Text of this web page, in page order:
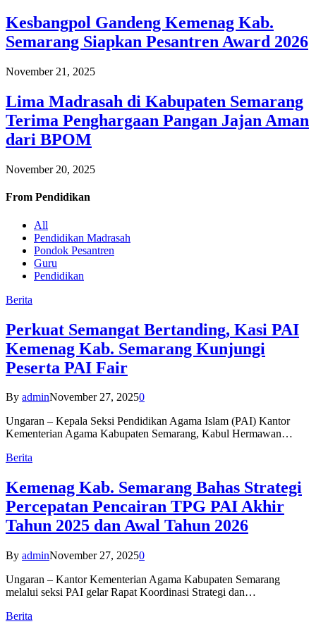
Kesbangpol Gandeng Kemenag Kab.
Semarang Siapkan Pesantren Award 2026
November 21, 2025
Lima Madrasah di Kabupaten Semarang
Terima Penghargaan Pangan Jajan Aman
dari BPOM
November 20, 2025
From Pendidikan
All
Pendidikan Madrasah
Pondok Pesantren
Guru
Pendidikan
Berita
Perkuat Semangat Bertanding, Kasi PAI
Kemenag Kab. Semarang Kunjungi
Peserta PAI Fair
By adminNovember 27, 20250
Ungaran – Kepala Seksi Pendidikan Agama Islam (PAI) Kantor
Kementerian Agama Kabupaten Semarang, Kabul Hermawan…
Berita
Kemenag Kab. Semarang Bahas Strategi
Percepatan Pencairan TPG PAI Akhir
Tahun 2025 dan Awal Tahun 2026
By adminNovember 27, 20250
Ungaran – Kantor Kementerian Agama Kabupaten Semarang
melalui seksi PAI gelar Rapat Koordinasi Strategi dan…
Berita